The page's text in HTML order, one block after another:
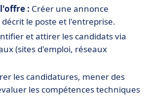
: Créer une annonce
le poste et l'entreprise.
et attirer les candidats via
(sites d'emploi, réseaux
les candidatures, mener des
les compétences techniques